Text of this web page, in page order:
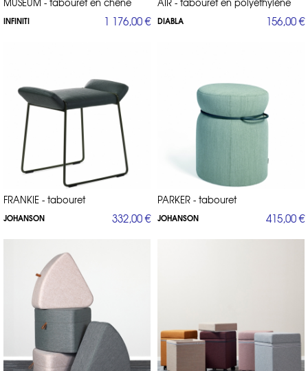
INFINITI 1 176,00 € DIABLA 156,00 €
FRANKIE - tabouret
JOHANSON 332,00 €
PARKER - tabouret
JOHANSON 415,00 €